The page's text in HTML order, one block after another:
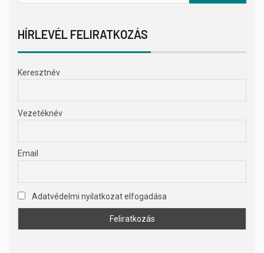
HÍRLEVÉL FELIRATKOZÁS
Keresztnév
Vezetéknév
Email
Adatvédelmi nyilatkozat elfogadása